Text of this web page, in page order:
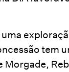
tem
Morgade,